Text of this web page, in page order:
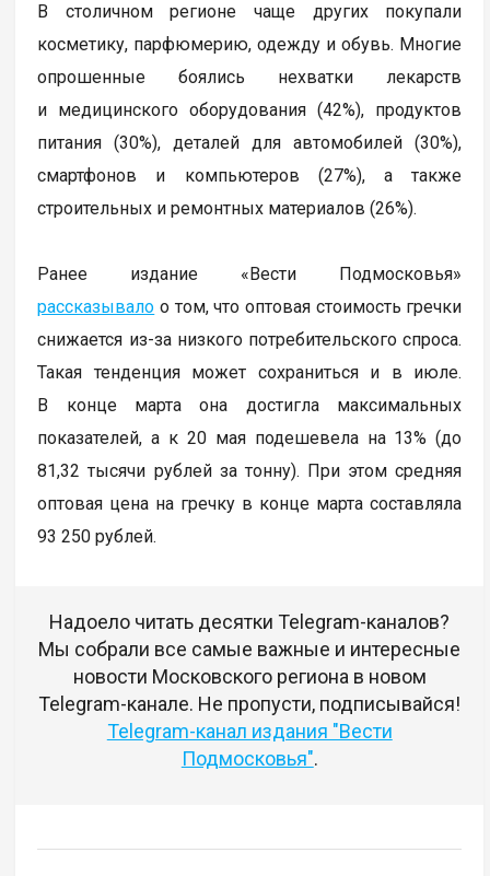
В столичном регионе чаще других покупали
косметику, парфюмерию, одежду и обувь. Многие
опрошенные боялись нехватки лекарств
и медицинского оборудования (42%), продуктов
питания (30%), деталей для автомобилей (30%),
смартфонов и компьютеров (27%), а также
строительных и ремонтных материалов (26%).
Ранее издание «Вести Подмосковья»
рассказывало о том, что оптовая стоимость гречки
снижается из-за низкого потребительского спроса.
Такая тенденция может сохраниться и в июле.
В конце марта она достигла максимальных
показателей, а к 20 мая подешевела на 13% (до
81,32 тысячи рублей за тонну). При этом средняя
оптовая цена на гречку в конце марта составляла
93 250 рублей.
Надоело читать десятки Telegram-каналов?
Мы собрали все самые важные и интересные
новости Московского региона в новом
Telegram-канале. Не пропусти, подписывайся!
Telegram-канал издания "Вести
Подмосковья".